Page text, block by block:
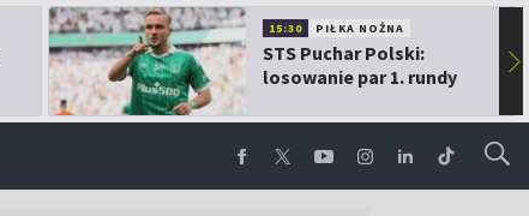
15:30 PIŁKA NOŻNA
STS Puchar Polski:
losowanie par 1. rundy
▶